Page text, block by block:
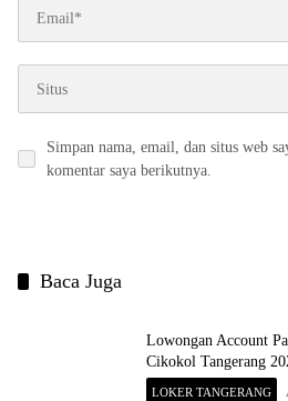
Simpan nama, email, dan situs web
komentar saya berikutnya.
Baca Juga
Lowongan Account
Cikokol Tangerang
LOKER TANGERANG